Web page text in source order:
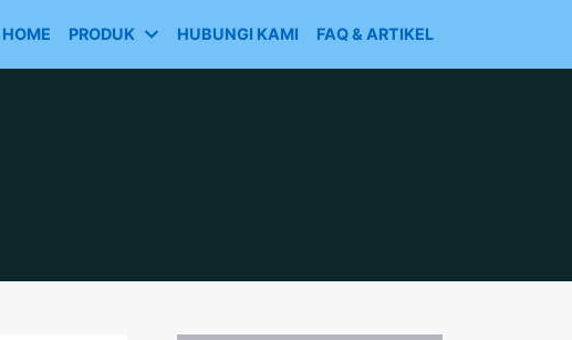
HOME PRODUK HUBUNGI KAMI FAQ & ARTIKEL